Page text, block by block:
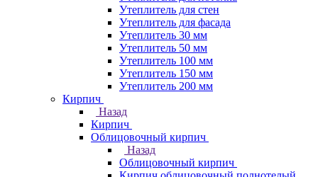
Утеплитель для стен
Утеплитель для фасада
Утеплитель 30 мм
Утеплитель 50 мм
Утеплитель 100 мм
Утеплитель 150 мм
Утеплитель 200 мм
Кирпич
Назад
Кирпич
Облицовочный кирпич
Назад
Облицовочный кирпич